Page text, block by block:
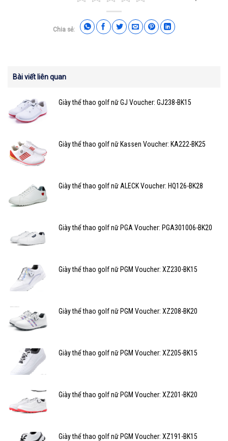
Chia sẻ:
Bài viết liên quan
Giày thể thao golf nữ GJ Voucher: GJ238-BK15
Giày thể thao golf nữ Kassen Voucher: KA222-BK25
Giày thể thao golf nữ ALECK Voucher: HQ126-BK28
Giày thể thao golf nữ PGA Voucher: PGA301006-BK20
Giày thể thao golf nữ PGM Voucher: XZ230-BK15
Giày thể thao golf nữ PGM Voucher: XZ208-BK20
Giày thể thao golf nữ PGM Voucher: XZ205-BK15
Giày thể thao golf nữ PGM Voucher: XZ201-BK20
Giày thể thao golf nữ PGM Voucher: XZ191-BK15